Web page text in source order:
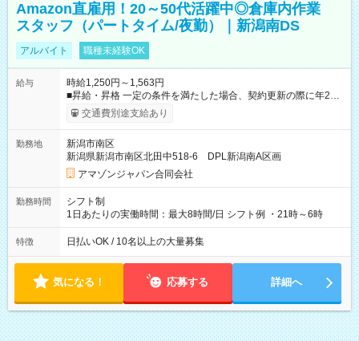
Amazon直雇用！20～50代活躍中◎倉庫内作業
スタッフ（パートタイム/夜勤）｜新潟南DS
アルバイト 職種未経験OK
給与
時給1,250円～1,563円
■昇給・昇格 一定の条件を満たした場合、契約更新の際に年2回
まで昇給の機会があります。 ■正社員登用制度あり ※月末締/翌
月25日支払い ※時間外手当、別途支給 ※深夜割増賃金 (22:00～
☆Amazon直雇用で安定して働けます！ 【試用期間】試用期間
あり 試用期間の長さ：1週間 雇用形態、給与は本採用時と同じ
です。
交通費別途支給あり
勤務地
新潟市南区
新潟県新潟市南区北田中518-6 DPL新潟南A区画
アマゾンジャパン合同会社
勤務時間
シフト制
1日あたりの実働時間：最大8時間/日 シフト例 ・21時～6時
特徴 日払いOK / 10名以上の大量募集
気になる！ 応募する 詳細へ